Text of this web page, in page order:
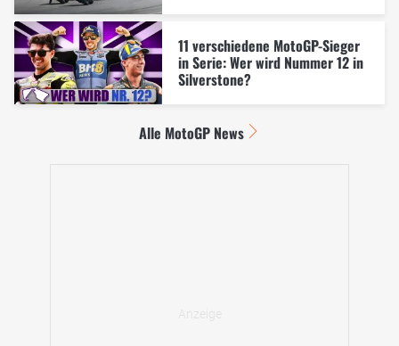
11 verschiedene MotoGP-Sieger
in Serie: Wer wird Nummer 12 in
Silverstone?
Alle MotoGP News